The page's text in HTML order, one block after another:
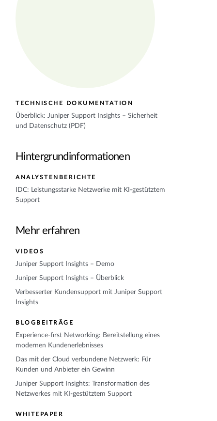
TECHNISCHE DOKUMENTATION
Überblick: Juniper Support Insights – Sicherheit
und Datenschutz (PDF)
Hintergrundinformationen
ANALYSTENBERICHTE
IDC: Leistungsstarke Netzwerke mit KI-gestütztem
Support
Mehr erfahren
VIDEOS
Juniper Support Insights – Demo
Juniper Support Insights – Überblick
Verbesserter Kundensupport mit Juniper Support
Insights
BLOGBEITRÄGE
Experience-first Networking: Bereitstellung eines
modernen Kundenerlebnisses
Das mit der Cloud verbundene Netzwerk: Für
Kunden und Anbieter ein Gewinn
Juniper Support Insights: Transformation des
Netzwerkes mit KI-gestütztem Support
WHITEPAPER